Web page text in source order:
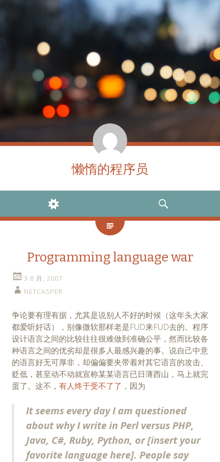
懒惰的程序员
WIDGETS
SEARCH
Programming language war
3 8 月, 2007
NETCASPER
争论要有理有据，尤其是说别人不好的时候（这年头大家
都爱听好话），别像微软那样老是FUD来FUD去的。程序
设计语言之间的比较往往很难做到准确公平，然而比较各
种语言之间的优劣却是很多人最感兴趣的事。说自己中意
的语言好无可厚非，却偏偏要夹带着对其它语言的攻击、
贬低，甚至动不动就宣称某某语言已日薄西山，马上就完
蛋了。这不， 有人终于受不了了 ，因为
It seems every day I am questioned
about why I write in Perl versus PHP,
Java, C#, Ruby, Python, or [insert your
favorite language here]. People say